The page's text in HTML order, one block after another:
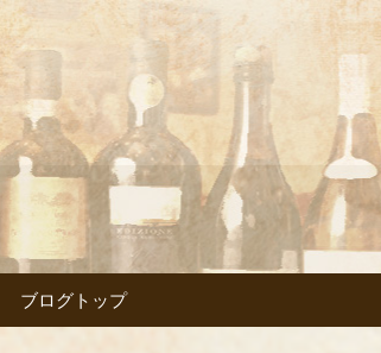
杉の美
」のブ
味しいイタリアン「イル
ブログトップ